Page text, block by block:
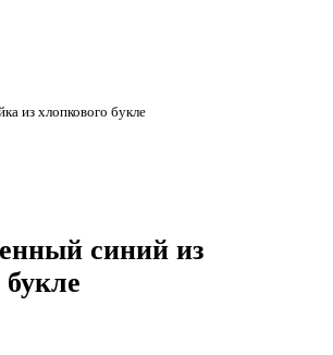
из хлопкового букле
синий из